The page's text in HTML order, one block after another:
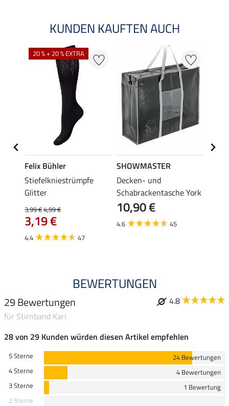
KUNDEN KAUFTEN AUCH
20 % + 20 % EXTRA
Felix Bühler
Stiefelkniestrümpfe
Glitter
3,99 €4,99 €
3,19 €
4.4 47
SHOWMASTER
Decken- und
Schabrackentasche York
10,90 €
4.6 45
BEWERTUNGEN
29 Bewertungen
4.8
für Stirnband Kari
28 von 29 Kunden würden diesen Artikel empfehlen
5 Sterne
24 Bewertungen
4 Sterne
4 Bewertungen
3 Sterne
1 Bewertung
2 Sterne